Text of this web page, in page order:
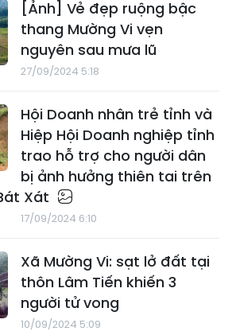
[Ảnh] Vẻ đẹp ruộng bậc
thang Mường Vi vẹn
nguyên sau mưa lũ
27/09/2024 5:18
Hội Doanh nhân trẻ tỉnh và
Hiệp Hội Doanh nghiệp tỉnh
trao hỗ trợ cho người dân
bị ảnh hưởng thiên tai trên
Xát
17/09/2024 6:10
Xã Mường Vi: sạt lở đất tại
thôn Lâm Tiến khiến 3
người tử vong
10/09/2024 5:09